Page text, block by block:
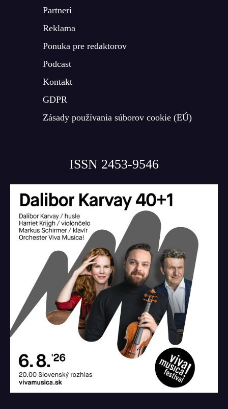
Partneri
Reklama
Ponuka pre redaktorov
Podcast
Kontakt
GDPR
Zásady používania súborov cookie (EÚ)
ISSN 2453-9546